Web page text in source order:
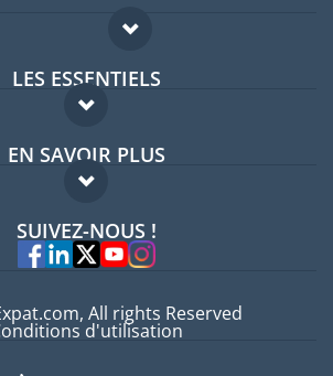
LES ESSENTIELS
Forum expatriés
Guides pays
EN SAVOIR PLUS
FAQ
Experts
SUIVEZ-NOUS !
All rights Reserved
d'utilisation